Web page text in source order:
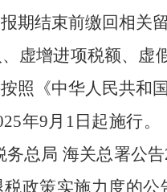
期结束前缴回相关
增进项税额、虚
照《中华人民共和
年9月 1 日起施行
总局 海关总署公告
政策实施力度的